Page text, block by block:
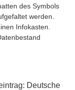
des Symbols
werden.
Infokasten.
Deutsche